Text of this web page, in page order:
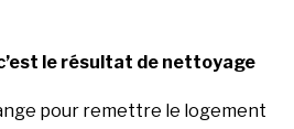
le résultat de nettoyage
pour remettre le logement